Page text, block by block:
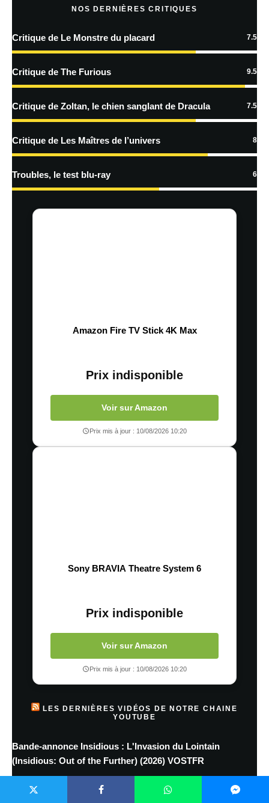
En savoir
traitées
NOS DERNIÈRES CRITIQUES
Critique de Le Monstre du placard 7.5
Critique de The Furious 9.5
Critique de Zoltan, le chien sanglant de Dracula 7.5
Critique de Les Maîtres de l’univers 8
Troubles, le test blu-ray 6
Amazon Fire TV Stick 4K Max
Prix indisponible
Voir sur Amazon
Prix mis à jour : 10/08/2026 10:20
Sony BRAVIA Theatre System 6
Prix indisponible
Voir sur Amazon
Prix mis à jour : 10/08/2026 10:20
LES DERNIÈRES VIDÉOS DE NOTRE CHAINE
YOUTUBE
Bande-annonce Insidious : L'Invasion du Lointain
(Insidious: Out of the Further) (2026) VOSTFR
Bande-annonce violent night 2 (2026) VF